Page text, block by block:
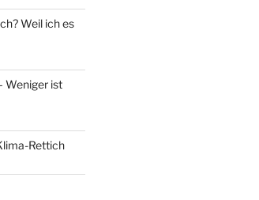
Weil ich es
Weniger ist
Rettich